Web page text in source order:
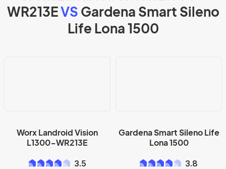
WR213EVS Gardena Smart Sileno
Life Lona 1500
Worx Landroid Vision
L1300-WR213E
3.5
Gardena Smart Sileno Life
Lona 1500
3.8